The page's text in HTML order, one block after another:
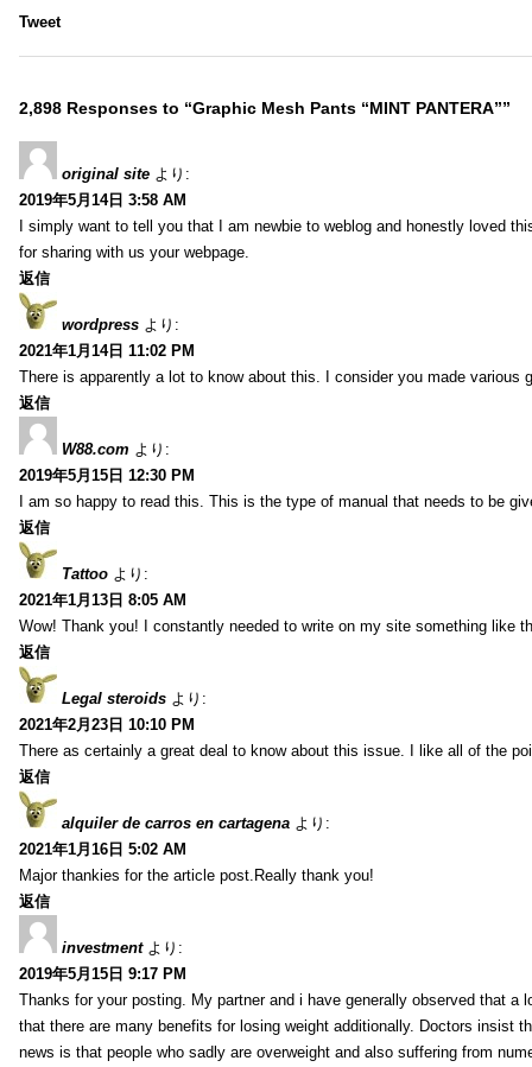
Tweet
2,898 Responses to “Graphic Mesh Pants “MINT PANTERA””
original site より:
2019年5月14日 3:58 AM
I simply want to tell you that I am newbie to weblog and honestly loved
for sharing with us your webpage.
返信
wordpress より:
2021年1月14日 11:02 PM
There is apparently a lot to know about this. I consider you made various
返信
W88.com より:
2019年5月15日 12:30 PM
I am so happy to read this. This is the type of manual that needs to be
返信
Tattoo より:
2021年1月13日 8:05 AM
Wow! Thank you! I constantly needed to write on my site something like
返信
Legal steroids より:
2021年2月23日 10:10 PM
There as certainly a great deal to know about this issue. I like all of the
返信
alquiler de carros en cartagena より:
2021年1月16日 5:02 AM
Major thankies for the article post.Really thank you!
返信
investment より:
2019年5月15日 9:17 PM
Thanks for your posting. My partner and i have generally observed that
that there are many benefits for losing weight additionally. Doctors insist
news is that people who sadly are overweight and also suffering from